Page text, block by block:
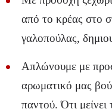
από το κρέας στο
γαλοπούλας,
Απλώνουμε με
αρωματικό μας
παντού. Ότι